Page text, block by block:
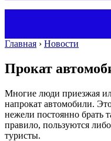
Главная › Новости
Прокат
Многие люди приезжая
напрокат автомобили.
нежели постоянно брать
правило, пользуются
туристы.